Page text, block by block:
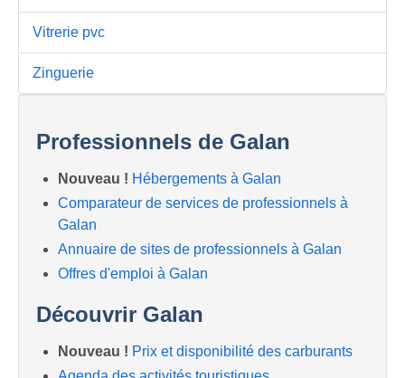
Vitrerie pvc
Zinguerie
Professionnels de Galan
Nouveau ! Hébergements à Galan
Comparateur de services de professionnels à
Galan
Annuaire de sites de professionnels à Galan
Offres d'emploi à Galan
Découvrir Galan
Nouveau ! Prix et disponibilité des carburants